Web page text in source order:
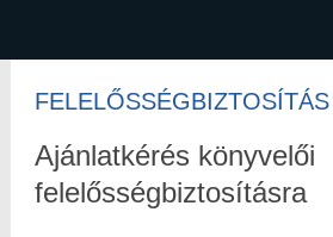
FELELŐSSÉGBIZTOSÍTÁS
Ajánlatkérés könyvelői
felelősségbiztosításra